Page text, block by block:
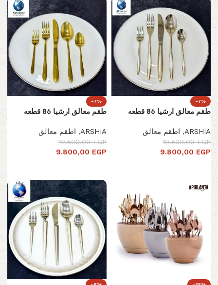
-7%
طقم معالق ارشيا 86 قطعه
ARSHiA
, اطقم معالق
10.500,00EGP
9.800,00 EGP
-7%
طقم معالق ارشيا 86 قطعه
ARSHiA
, اطقم معالق
10.500,00EGP
9.800,00 EGP